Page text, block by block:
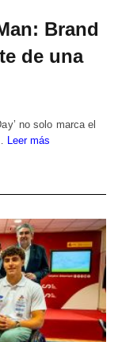
Brand
de una
no solo marca el
Leer más